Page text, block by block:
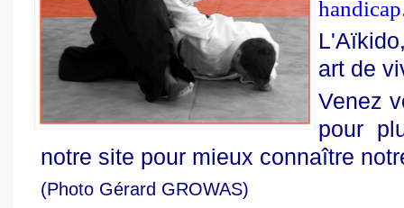
handicap
art de
Venez
pour
notre site pour mieux connaître
(Photo Gérard GROWAS)